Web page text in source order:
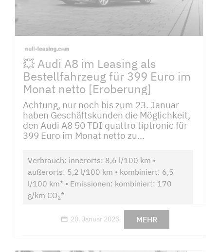
💥 Audi A8 im Leasing als
Bestellfahrzeug für 399 Euro im
Monat netto [Eroberung]
Achtung, nur noch bis zum 23. Januar
haben Geschäftskunden die Möglichkeit,
den Audi A8 50 TDI quattro tiptronic für
399 Euro im Monat netto zu...
Verbrauch: innerorts: 8,6 l/100 km •
außerorts: 5,2 l/100 km • kombiniert: 6,5
l/100 km* • Emissionen: kombiniert: 170
g/km CO2*
20. Januar 2023 MEHR